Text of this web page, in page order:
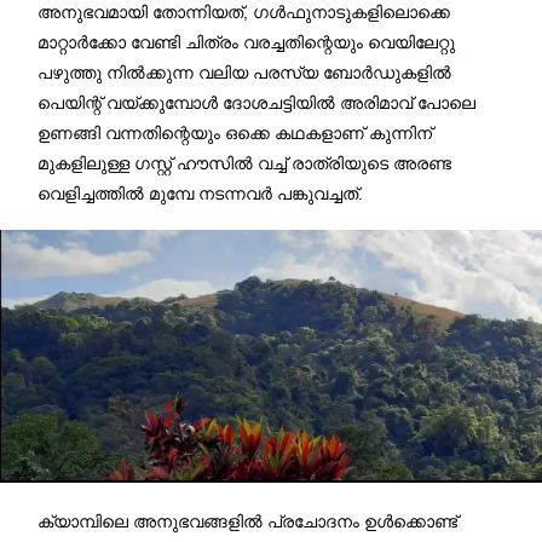
അനുഭവമായി തോന്നിയത്, ഗൾഫുനാടുകളിലൊക്കെ
മാറ്റാർക്കോ വേണ്ടി ചിത്രം വരച്ചതിന്റെയും വെയിലേറ്റു
പഴുത്തു നിൽക്കുന്ന വലിയ പരസ്യ ബോർഡുകളിൽ
പെയിന്റ് വയ്ക്കുമ്പോൾ ദോശചട്ടിയിൽ അരിമാവ് പോലെ
ഉണങ്ങി വന്നതിന്റെയും ഒക്കെ കഥകളാണ് കുന്നിന്
മുകളിലുള്ള ഗസ്റ്റ്‌ ഹൗസിൽ വച്ച് രാത്രിയുടെ അരണ്ട
വെളിച്ചത്തിൽ മുമ്പേ നടന്നവർ പങ്കുവച്ചത്.
ക്യാമ്പിലെ അനുഭവങ്ങളിൽ പ്രചോദനം ഉൾക്കൊണ്ട്